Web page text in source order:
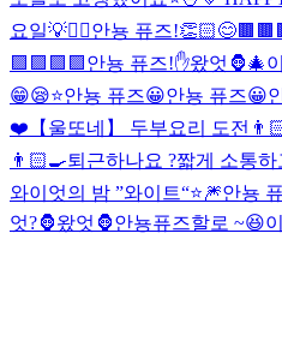
요일💡✌🏻안뇽 퓨즈!👏🏻😊
🟪🟪🟪🟪 안뇽 퓨즈!✋왔엇🦍🎄
😁😪⭐️안뇽 퓨즈😀안뇽 퓨즈😀
❤️ 【울또네】 두부요리 도전
👨🏻‍🍳퇴근하나요 ?짧게 소통하
와이엇의 밤 ”와이트“⭐️🎆안뇽
엇?🦍왔엇🦍안뇽퓨즈할로 ~😆